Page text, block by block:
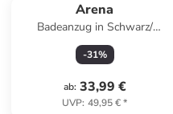
Arena
Badeanzug in Schwarz/
Dunkelgrün
-31%
ab: 33,99 €
UVP: 49,95 €*